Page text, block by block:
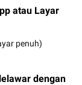
atau Layar
penuh)
dengan